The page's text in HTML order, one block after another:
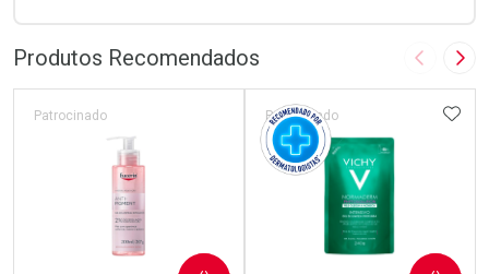
Laboratório
Ativar Desconto
Por Menos
Produtos Recomendados Imagem
Patrocinado Patrocinado